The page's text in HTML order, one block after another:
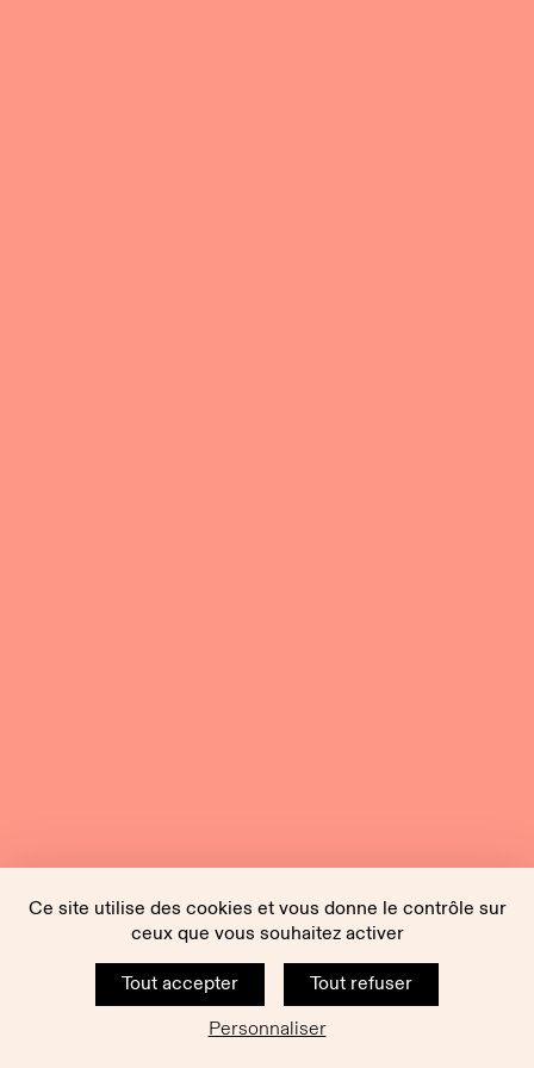
Ce site utilise des cookies et vous donne le contrôle sur
ceux que vous souhaitez activer
Tout accepter
Tout refuser
Personnaliser